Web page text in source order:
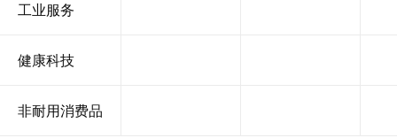
工业服务
健康科技
非耐用消费品